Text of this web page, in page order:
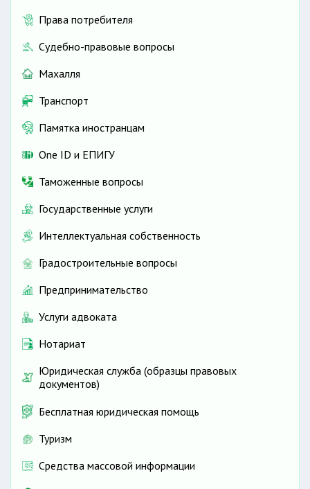
Права потребителя
Судебно-правовые вопросы
Махалля
Транспорт
Памятка иностранцам
One ID и ЕПИГУ
Таможенные вопросы
Государственные услуги
Интеллектуальная собственность
Градостроительные вопросы
Предпринимательство
Услуги адвоката
Нотариат
Юридическая служба (образцы правовых
документов)
Бесплатная юридическая помощь
Туризм
Средства массовой информации